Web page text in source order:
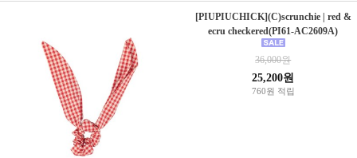
[PIUPIUCHICK](C)scrunchie | red &
ecru checkered(PI61-AC2609A)
36,000원
25,200원
760원 적립